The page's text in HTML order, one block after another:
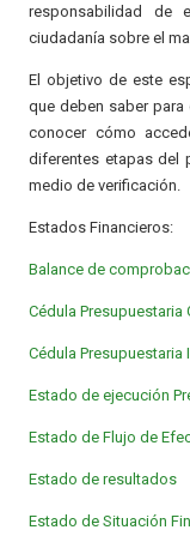
responsabilidad de
ciudadanía sobre el
El objetivo de este
que deben saber
conocer cómo
diferentes etapas del
medio de verificación.
Estados Financieros:
Balance de
Cédula Presupuestaria
Cédula Presupuestaria
Estado de ejecución
Estado de Flujo de
Estado de resultados
Estado de Situación